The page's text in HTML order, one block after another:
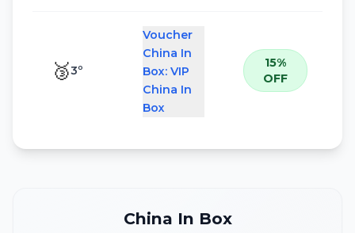
🥉3º
Voucher
China In
Box: VIP
China In
Box
15%
OFF
China In Box